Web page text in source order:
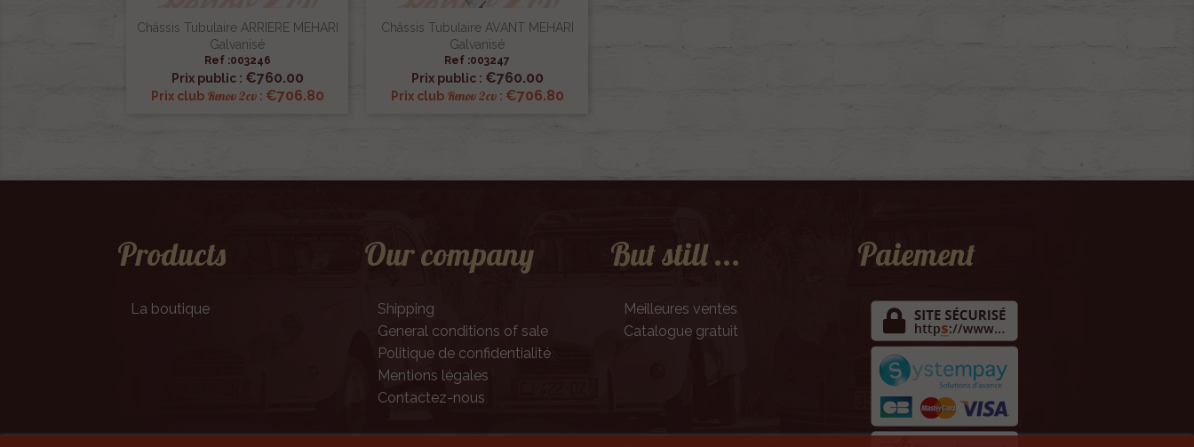
Châssis Tubulaire ARRIERE MEHARI
Galvanisé
Ref :003246
Prix public : €760.00
Prix club Renov 2cv: €706.80
 Quick view
Châssis Tubulaire AVANT MEHARI
Galvanisé
Ref :003247
Prix public : €760.00
Prix club Renov 2cv: €706.80
 Quick view
Products
La boutique
Our company
Shipping
General conditions of sale
Politique de confidentialité
Mentions légales
Contactez-nous
But still ...
Meilleures ventes
Catalogue gratuit
Paiement